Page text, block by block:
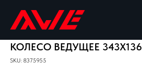
КОЛЕСО ВЕДУЩЕЕ 343X136
SKU: 8375955